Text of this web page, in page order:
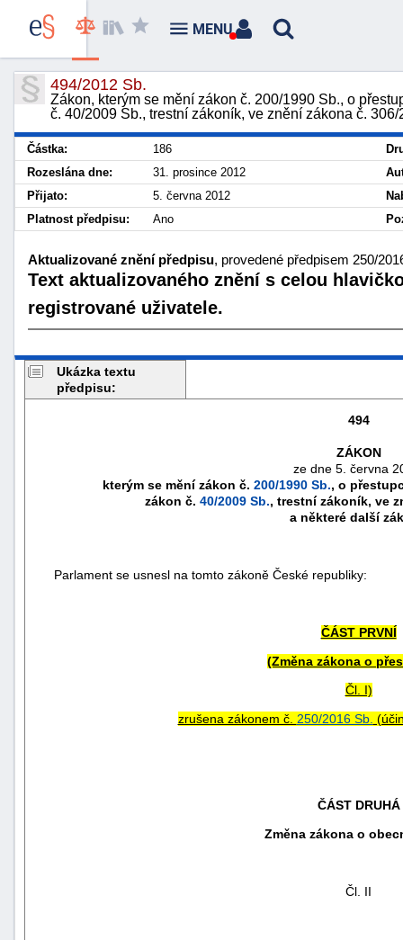
494/2012 Sb.
Zákon, kterým se mění zákon č. 200/1990 Sb., o
č. 40/2009 Sb., trestní zákoník, ve znění zákona č.
Částka: 186
Rozeslána dne:
31. prosince 2012
Přijato:
5. června 2012
Platnost předpisu:
Ano
Aktualizované znění předpisu, provedené předpisem 250/
Text aktualizovaného znění s celou
registrované uživatele.
Ukázka textu
předpisu:
494
ZÁKON
ze dne 5. června
kterým se mění zákon č. 200/1990 Sb., o
zákon č. 40/2009 Sb., trestní zákoník, ve
a některé další
Parlament se usnesl na tomto zákoně České republiky:
ČÁST PRVNÍ
(Změna zákona o
Čl. I)
zrušena zákonem č. 250/2016 Sb.
ČÁST DRUHÁ
Změna zákona o
Čl. II
MENU
náhrady
škody